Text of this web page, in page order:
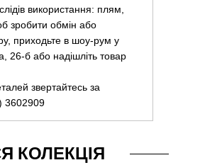
використання: плям,
зробити обмін або
приходьте в шоу-рум у
26-б або надішліть товар
звертайтесь за
3602909
КОЛЕКЦІЯ